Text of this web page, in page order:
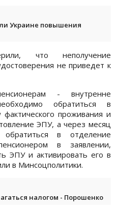
Украине повышения
что неполучение
не приведет к
- внутренне
обратиться в
проживания и
ЭПУ, а через месяц
в отделение
в заявлении,
ЭПУ и активировать его в
в Минсоцполитики.
налогом - Порошенко